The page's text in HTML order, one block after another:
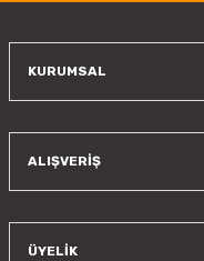
KURUMSAL
ALIŞVERİŞ
ÜYELİK